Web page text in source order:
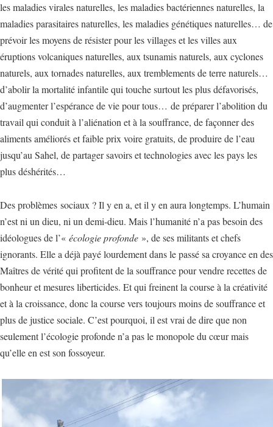
les maladies virales naturelles, les maladies bactériennes naturelles, la
maladies parasitaires naturelles, les maladies génétiques naturelles… de
prévoir les moyens de résister pour les villages et les villes aux
éruptions volcaniques naturelles, aux tsunamis naturels, aux cyclones
naturels, aux tornades naturelles, aux tremblements de terre naturels…
d’abolir la mortalité infantile qui touche surtout les plus défavorisés,
d’augmenter l’espérance de vie pour tous… de préparer l’abolition du
travail qui conduit à l’aliénation et à la souffrance, de façonner des
aliments améliorés et faible prix voire gratuits, de produire de l’eau
jusqu’au Sahel, de partager savoirs et technologies avec les pays les
plus déshérités…
Des problèmes sociaux ? Il y en a, et il y en aura longtemps. L’humain
n’est ni un dieu, ni un demi-dieu. Mais l’humanité n’a pas besoin des
idéologues de l’« écologie profonde », de ses militants et chefs
ignorants. Elle a déjà payé lourdement dans le passé sa croyance en des
Maîtres de vérité qui profitent de la souffrance pour vendre recettes de
bonheur et mesures liberticides. Et qui freinent la course à la créativité
et à la croissance, donc la course vers toujours moins de souffrance et
plus de justice sociale. C’est pourquoi, il est vrai de dire que non
seulement l’écologie profonde n’a pas le monopole du cœur mais
qu’elle en est son fossoyeur.